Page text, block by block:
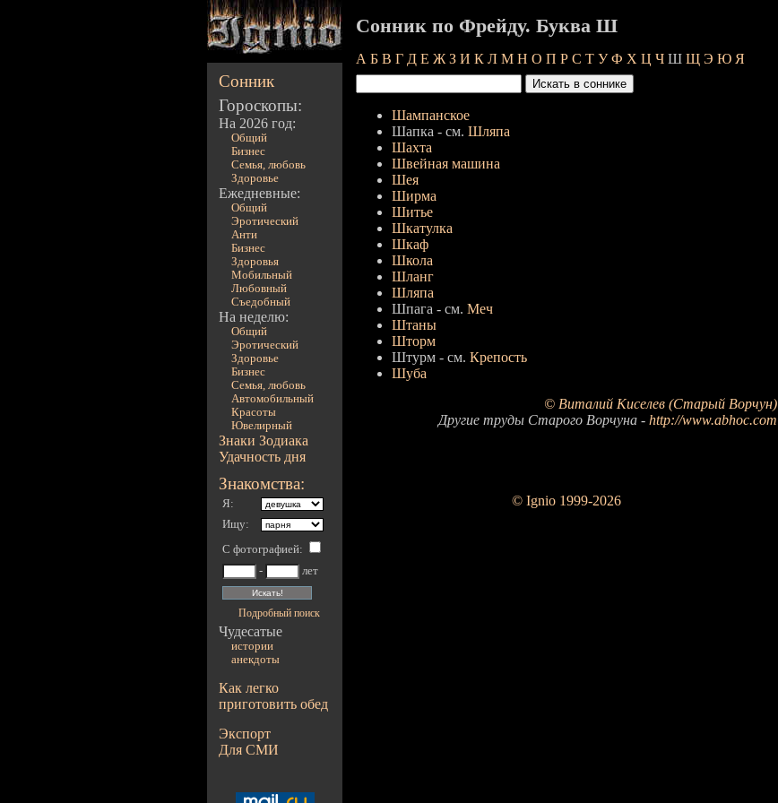
Сонник
Гороскопы:
На 2026 год:
Общий
Бизнес
Семья, любовь
Здоровье
Ежедневные:
Общий
Эротический
Анти
Бизнес
Здоровья
Мобильный
Любовный
Съедобный
На неделю:
Общий
Эротический
Здоровье
Бизнес
Семья, любовь
Автомобильный
Красоты
Ювелирный
Знаки Зодиака
Удачность дня
Знакомства:
Я:
Ищу:
С фотографией:
-
лет
Подробный поиск
Чудесатые
истории
анекдоты
Как легко
приготовить обед
Экспорт
Для СМИ
Сонник по Фрейду. Буква Ш
А Б В Г Д Е Ж З И К Л М Н О П Р С Т У Ф Х Ц Ч Ш Щ Э Ю Я
Шампанское
Шапка - см. Шляпа
Шахта
Швейная машина
Шея
Ширма
Шитье
Шкатулка
Шкаф
Школа
Шланг
Шляпа
Шпага - см. Меч
Штаны
Шторм
Штурм - см. Крепость
Шуба
© Виталий Киселев (Старый Ворчун)
Другие труды Старого Ворчуна - http://www.abhoc.com
© Ignio 1999-2026